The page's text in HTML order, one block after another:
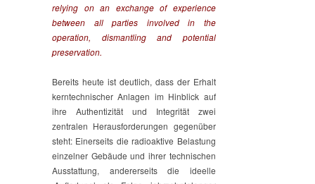
relying on an exchange of experience
between all parties involved in the
operation, dismantling and potential
preservation.
Bereits heute ist deutlich, dass der Erhalt
kerntechnischer Anlagen im Hinblick auf
ihre Authentizität und Integrität zwei
zentralen Herausforderungen gegenüber
steht: Einerseits die radioaktive Belastung
einzelner Gebäude und ihrer technischen
Ausstattung, andererseits die ideelle